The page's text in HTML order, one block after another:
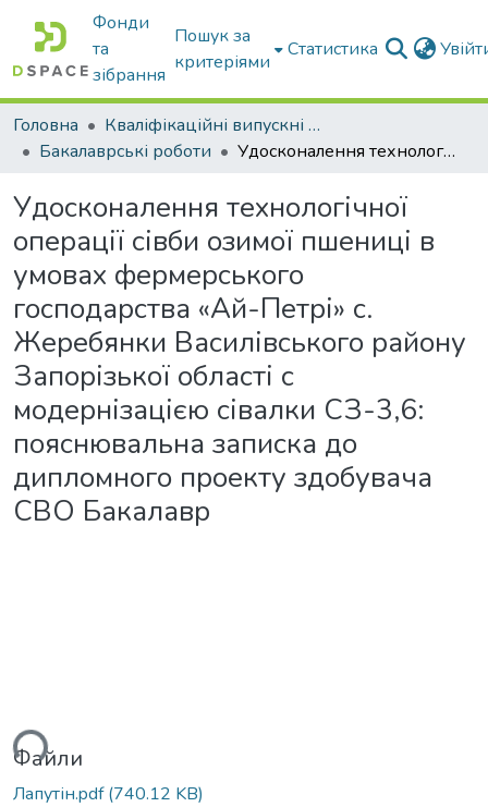
Фонди
та
зібрання
Пошук за
критеріями
Статистика
Головна
Кваліфікаційні випускні роботи бакалаврів і магістрів
Бакалаврські роботи
Удосконалення технологічної операції сівби озимої пшениці в умовах фермерського господарства «Ай-Петрі» с. Жеребянки Василівського району Запорізької області с модернізацією сівалки СЗ-3,6: пояснювальна записка до дипломного проекту здобувача СВО Бакалавр
Удосконалення технологічної
операції сівби озимої пшениці в
умовах фермерського
господарства «Ай-Петрі» с.
Жеребянки Василівського району
Запорізької області с
модернізацією сівалки СЗ-3,6:
пояснювальна записка до
дипломного проекту здобувача
СВО Бакалавр
Файли
Лапутін.pdf(740.12 KB)